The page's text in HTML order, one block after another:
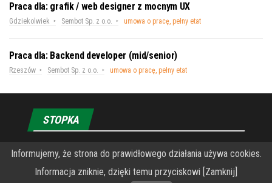
Praca dla: grafik / web designer z mocnym UX
Gdziekolwiek Sembot Sp. z o.o. umowa o pracę, pełny etat
Praca dla: Backend developer (mid/senior)
Rzeszów Sembot Sp. z o.o. umowa o pracę, pełny etat
STOPKA
O Fundacji PRZEkarpacie
Wykonanie portalu – specjaliści stron www WordPress
Informujemy, że strona do prawidłowego działania używa cookies.
Informacja zniknie, dzięki temu przyciskowi [Zamknij]